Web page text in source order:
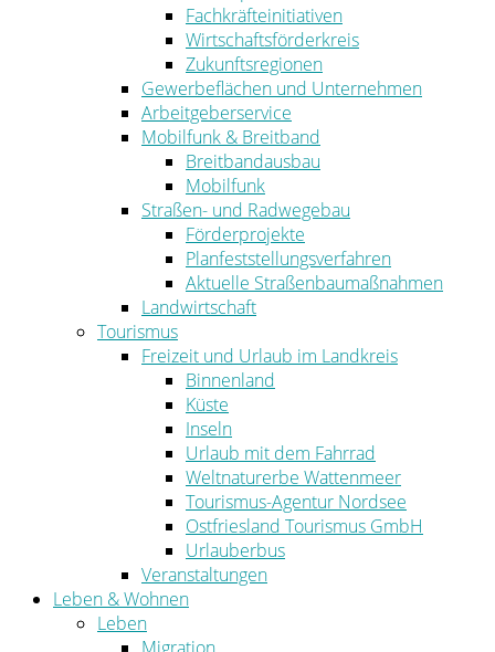
Fachkräfteinitiativen
Wirtschaftsförderkreis
Zukunftsregionen
Gewerbeflächen und Unternehmen
Arbeitgeberservice
Mobilfunk & Breitband
Breitbandausbau
Mobilfunk
Straßen- und Radwegebau
Förderprojekte
Planfeststellungsverfahren
Aktuelle Straßenbaumaßnahmen
Landwirtschaft
Tourismus
Freizeit und Urlaub im Landkreis
Binnenland
Küste
Inseln
Urlaub mit dem Fahrrad
Weltnaturerbe Wattenmeer
Tourismus-Agentur Nordsee
Ostfriesland Tourismus GmbH
Urlauberbus
Veranstaltungen
Leben & Wohnen
Leben